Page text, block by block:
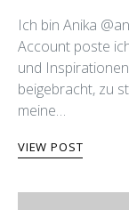
Ich bin Anika
Account poste
und
beigebracht, zu
meine…
VIEW POST